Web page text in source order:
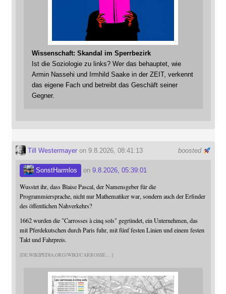
Wissenschaft: Skandal im Sperrbezirk
Ist die Soziologie zu links? Wer das behauptet, wie
Armin Nassehi und Irmhild Saake in der ZEIT, verkennt
das eigene Fach und betreibt das Geschäft seiner
Gegner.
boosted
Till Westermayeron 9.8.2026, 08:41:13
SonstHarmlos on 9.8.2026, 05:39:01
Wusstet ihr, dass Blaise Pascal, der Namensgeber für die
Programmiersprache, nicht nur Mathematiker war, sondern auch der Erfinder
des öffentlichen Nahverkehrs?
1662 wurden die "Carrosses à cinq sols" gegründet, ein Unternehmen, das
mit Pferdekutschen durch Paris fuhr, mit fünf festen Linien und einem festen
Takt und Fahrpreis.
DE.WIKIPEDIA.ORG/WIKI/CARROSSE